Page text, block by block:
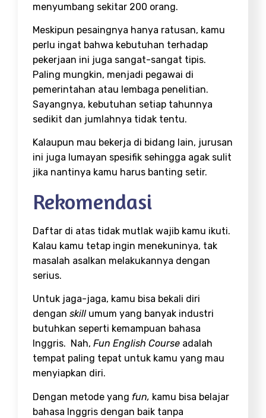
menyumbang sekitar 200 orang.
Meskipun pesaingnya hanya ratusan, kamu
perlu ingat bahwa kebutuhan terhadap
pekerjaan ini juga sangat-sangat tipis.
Paling mungkin, menjadi pegawai di
pemerintahan atau lembaga penelitian.
Sayangnya, kebutuhan setiap tahunnya
sedikit dan jumlahnya tidak tentu.
Kalaupun mau bekerja di bidang lain, jurusan
ini juga lumayan spesifik sehingga agak sulit
jika nantinya kamu harus banting setir.
Rekomendasi
Daftar di atas tidak mutlak wajib kamu ikuti.
Kalau kamu tetap ingin menekuninya, tak
masalah asalkan melakukannya dengan
serius.
Untuk jaga-jaga, kamu bisa bekali diri
dengan skill umum yang banyak industri
butuhkan seperti kemampuan bahasa
Inggris. Nah, Fun English Course adalah
tempat paling tepat untuk kamu yang mau
menyiapkan diri.
Dengan metode yang fun, kamu bisa belajar
bahasa Inggris dengan baik tanpa